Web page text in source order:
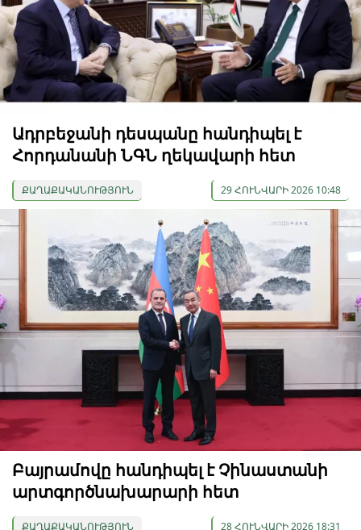
Ադրբեջանի դեսպանը հանդիպել է
Հորդանանի ՆԳՆ ղեկավարի հետ
ՔԱՂԱՔԱԿԱՆՈՒԹՅՈՒՆ 29 ՀՈՒՆՎԱՐԻ 2026 10:48
Բայրամովը հանդիպել է Չինաստանի
արտգործնախարարի հետ
ՔԱՂԱՔԱԿԱՆՈՒԹՅՈՒՆ 28 ՀՈՒՆՎԱՐԻ 2026 18:31